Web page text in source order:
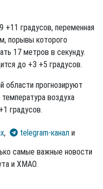
+11 градусов, переменная
порывы которого
17 метров в секунду.
до +3 +5 градусов.
области прогнозируют
воздуха
градусов.
, telegram-канал и
самые важные новости
и ХМАО.